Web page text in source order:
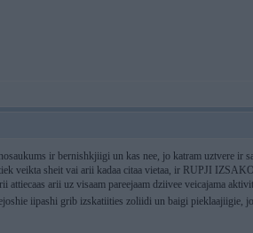
ir bernishkjiigi un kas nee, jo katram uztvere ir
veikta sheit vai arii kadaa citaa vietaa, ir RUPJI
attiecaas arii uz visaam pareejaam dziivee veicajama
iipashi grib izskatiities zoliidi un baigi pieklaajiigie,